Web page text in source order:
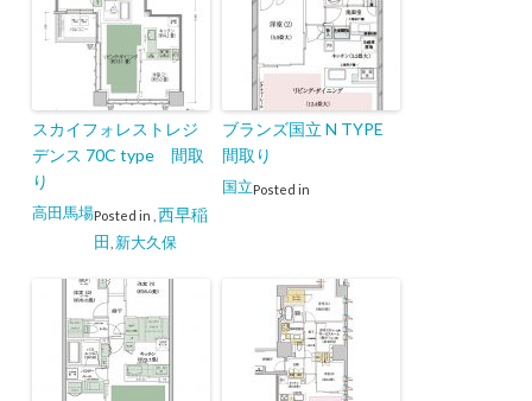
スカイフォレストレジ
デンス 70C type 間取
り
Posted in
高田馬場
西早稲
田 新大久保
ブランズ国立 N TYPE
間取り
Posted in
国立